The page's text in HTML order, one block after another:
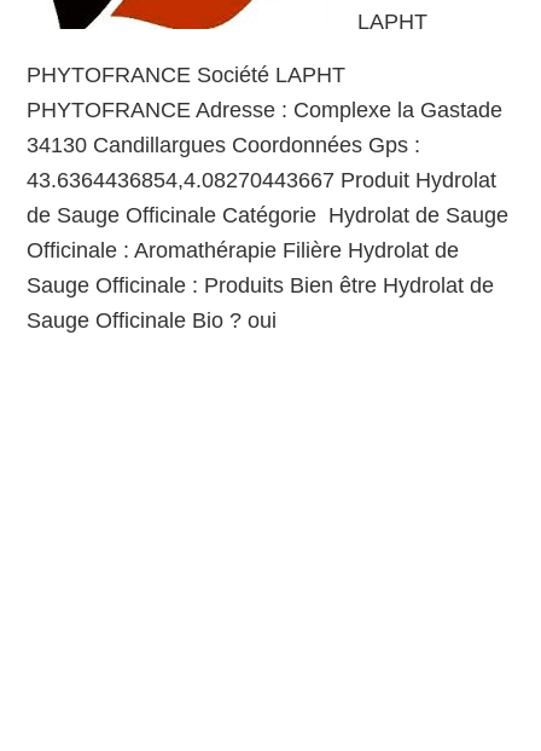
LAPHT
PHYTOFRANCE Société LAPHT
PHYTOFRANCE Adresse : Complexe la Gastade
34130 Candillargues Coordonnées Gps :
43.6364436854,4.08270443667 Produit Hydrolat
de Sauge Officinale Catégorie Hydrolat de Sauge
Officinale : Aromathérapie Filière Hydrolat de
Sauge Officinale : Produits Bien être Hydrolat de
Sauge Officinale Bio ? oui